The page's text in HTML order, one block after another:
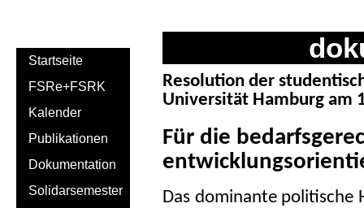
Resolution der
Universität Hamburg am
Für die
Das dominante politische
Startseite
FSRe+FSRK
Kalender
Publikationen
Dokumentation
Solidarsemester